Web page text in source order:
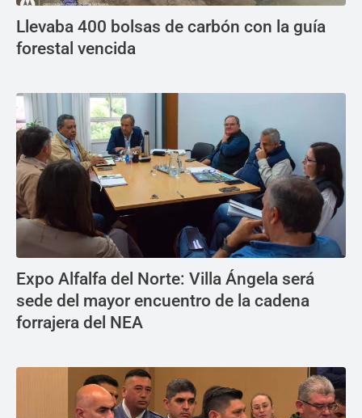
Llevaba 400 bolsas de carbón con la guía
forestal vencida
Expo Alfalfa del Norte: Villa Ángela será
sede del mayor encuentro de la cadena
forrajera del NEA